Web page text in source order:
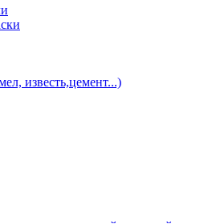
известь,цемент...)